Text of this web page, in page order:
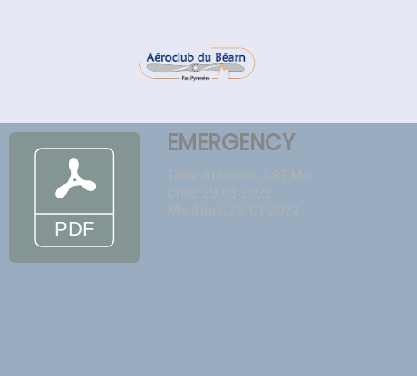
EMERGENCY
Taille du fichier: 4.87 Mo
Créé: 29-01-2022
Mis à jour: 29-01-2022